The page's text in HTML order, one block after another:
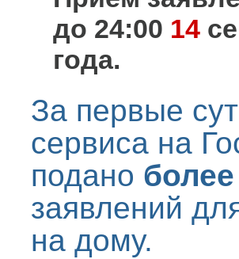
до 24:00 14
года.
За первые
сервиса на
подано
заявлений
на дому.